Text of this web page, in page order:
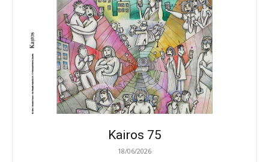
Kairos 75
18/06/2026